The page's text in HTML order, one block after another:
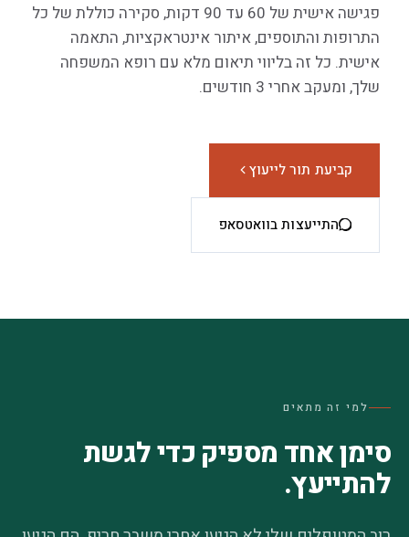
פגישה אישית של 60 עד 90 דקות, סקירה כוללת של כל
התרופות והתוספים, איתור אינטראקציות, התאמה
אישית. כל זה בליווי תיאום מלא עם רופא המשפחה
שלך, ומעקב אחרי 3 חודשים.
קביעת תור לייעוץ
התייעצות בוואטסאפ
למי זה מתאים
סימן אחד מספיק כדי לגשת
להתייעץ.